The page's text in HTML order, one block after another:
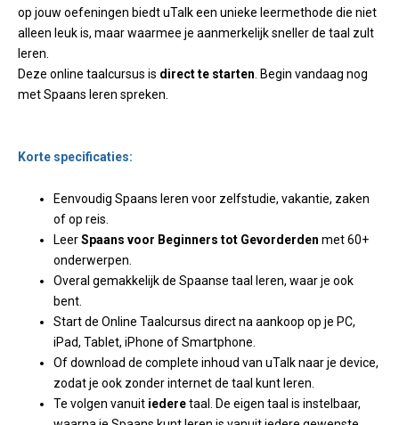
op jouw oefeningen biedt uTalk een unieke leermethode die niet
alleen leuk is, maar waarmee je aanmerkelijk sneller de taal zult
leren.
Deze online taalcursus is direct te starten . Begin vandaag nog
met Spaans leren spreken.
Korte specificaties:
Eenvoudig Spaans leren voor zelfstudie, vakantie, zaken
of op reis.
LeerSpaans voor Beginners tot Gevorderden met 60+
onderwerpen.
Overal gemakkelijk de Spaanse taal leren, waar je ook
bent.
Start de Online Taalcursus direct na aankoop op je PC,
iPad, Tablet, iPhone of Smartphone.
Of download de complete inhoud van uTalk naar je device,
zodat je ook zonder internet de taal kunt leren.
Te volgen vanuit iederetaal. De eigen taal is instelbaar,